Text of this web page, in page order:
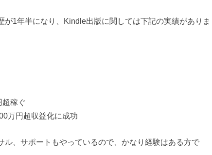
1年半になり、Kindle出版に関しては下記の実績がありま
稼ぐ
万円超収益化に成功
ル、サポートもやっているので、かなり経験はある方で